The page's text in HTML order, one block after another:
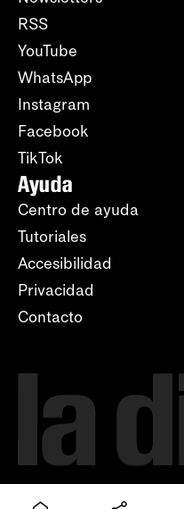
RSS
YouTube
WhatsApp
Instagram
Facebook
TikTok
Ayuda
Centro de ayuda
Tutoriales
Accesibilidad
Privacidad
Contacto